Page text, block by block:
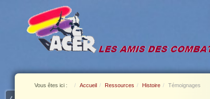
Vous êtes ici : Accueil Ressources Histoire Témoignages